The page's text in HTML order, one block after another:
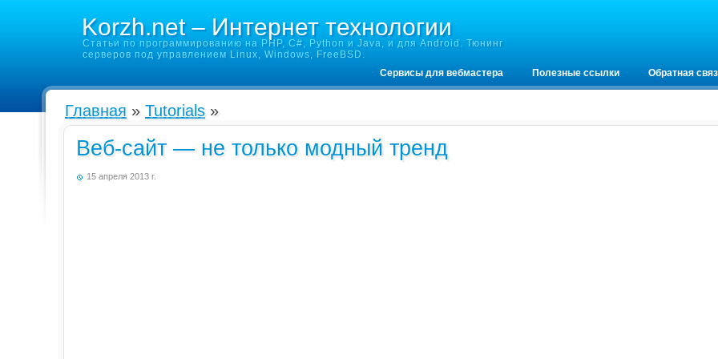
Korzh.net – Интернет технологии
Статьи по программированию на PHP, C#, Python и Java, и для Android. Тюнинг
серверов под управлением Linux, Windows, FreeBSD.
Сервисы для вебмастера
Полезные ссылки Обратная
Главная » Tutorials »
Веб-сайт — не только модный тренд
15 апреля 2013 г.